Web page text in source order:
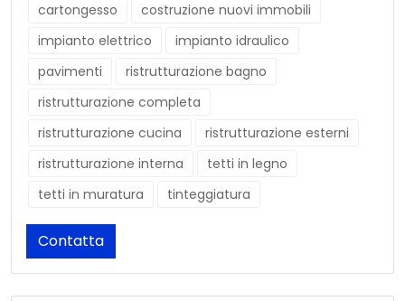
cartongesso
costruzione nuovi immobili
impianto elettrico
impianto idraulico
pavimenti
ristrutturazione bagno
ristrutturazione completa
ristrutturazione cucina
ristrutturazione esterni
ristrutturazione interna
tetti in legno
tetti in muratura
tinteggiatura
Contatta